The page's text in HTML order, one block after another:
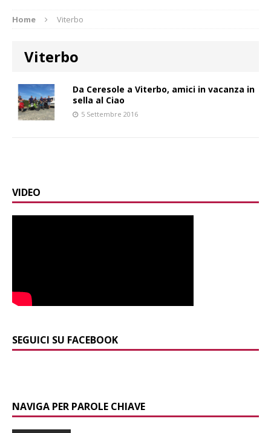
Home Viterbo
Viterbo
Da Ceresole a Viterbo, amici in vacanza in
sella al Ciao
5 Settembre 2016
VIDEO
SEGUICI SU FACEBOOK
NAVIGA PER PAROLE CHIAVE